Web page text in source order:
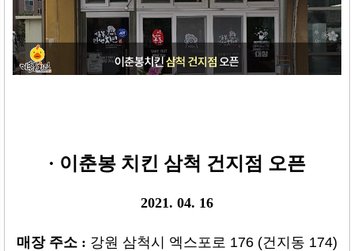
· 이춘봉 치킨 삼척 건지점 오픈
2021. 04. 16
매장 주소 : 강원 삼척시 엑스포로 176 (건지동 174)